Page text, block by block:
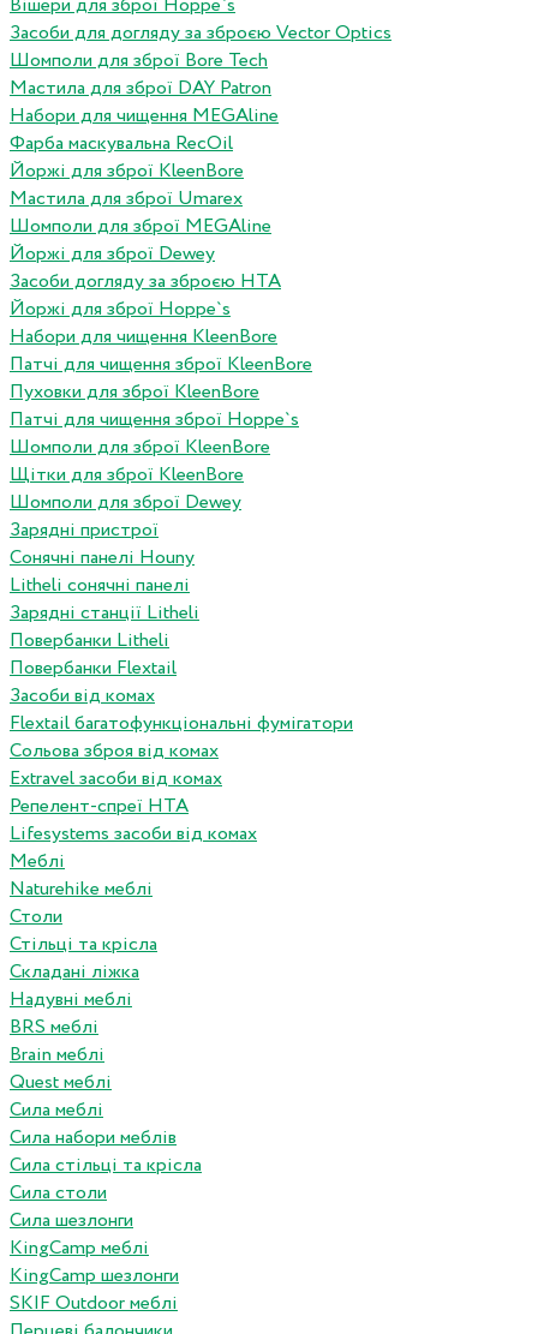
Вішери для зброї Hoppe`s
Засоби для догляду за зброєю Vector Optics
Шомполи для зброї Bore Tech
Мастила для зброї DAY Patron
Набори для чищення MEGAline
Фарба маскувальна RecOil
Йоржі для зброї KleenBore
Мастила для зброї Umarex
Шомполи для зброї MEGAline
Йоржі для зброї Dewey
Засоби догляду за зброєю HTA
Йоржі для зброї Hoppe`s
Набори для чищення KleenBore
Патчі для чищення зброї KleenBore
Пуховки для зброї KleenBore
Патчі для чищення зброї Hoppe`s
Шомполи для зброї KleenBore
Щітки для зброї KleenBore
Шомполи для зброї Dewey
Зарядні пристрої
Сонячні панелі Houny
Litheli сонячні панелі
Зарядні станції Litheli
Повербанки Litheli
Повербанки Flextail
Засоби від комах
Flextail багатофункціональні фумігатори
Сольова зброя від комах
Extravel засоби від комах
Репелент-спреї HTA
Lifesystems засоби від комах
Меблі
Naturehike меблі
Столи
Стільці та крісла
Складані ліжка
Надувні меблі
BRS меблі
Brain меблі
Quest меблі
Сила меблі
Сила набори меблів
Сила стільці та крісла
Сила столи
Сила шезлонги
KingCamp меблі
KingCamp шезлонги
SKIF Outdoor меблі